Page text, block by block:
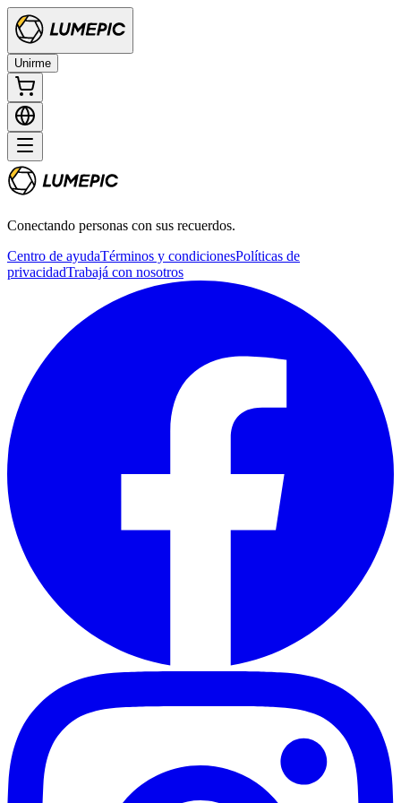
Unirme
Conectando personas con sus recuerdos.
Centro de ayudaTérminos y condicionesPolíticas de
privacidadTrabajá con nosotros